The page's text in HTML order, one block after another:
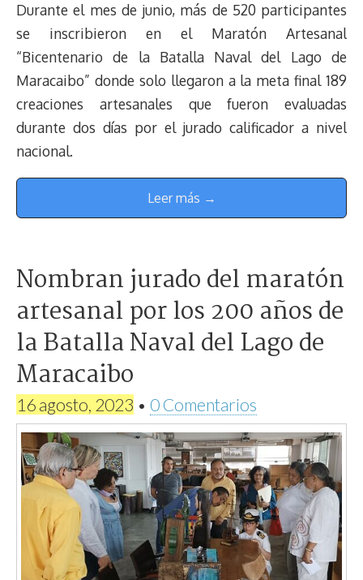
Durante el mes de junio, más de 520 participantes
se inscribieron en el Maratón Artesanal
“Bicentenario de la Batalla Naval del Lago de
Maracaibo” donde solo llegaron a la meta final 189
creaciones artesanales que fueron evaluadas
durante dos días por el jurado calificador a nivel
nacional.
Leer más →
Nombran jurado del maratón
artesanal por los 200 años de
la Batalla Naval del Lago de
Maracaibo
16 agosto, 2023 • 0 Comentarios